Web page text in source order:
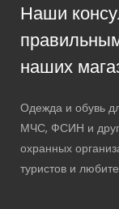
Наши
наших
Одежда и обувь
МЧС, ФСИН и
охранных
туристов и